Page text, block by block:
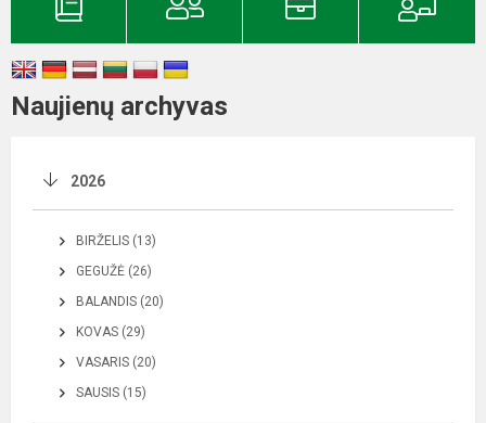
Naujienų archyvas
2026
BIRŽELIS (13)
GEGUŽĖ (26)
BALANDIS (20)
KOVAS (29)
VASARIS (20)
SAUSIS (15)